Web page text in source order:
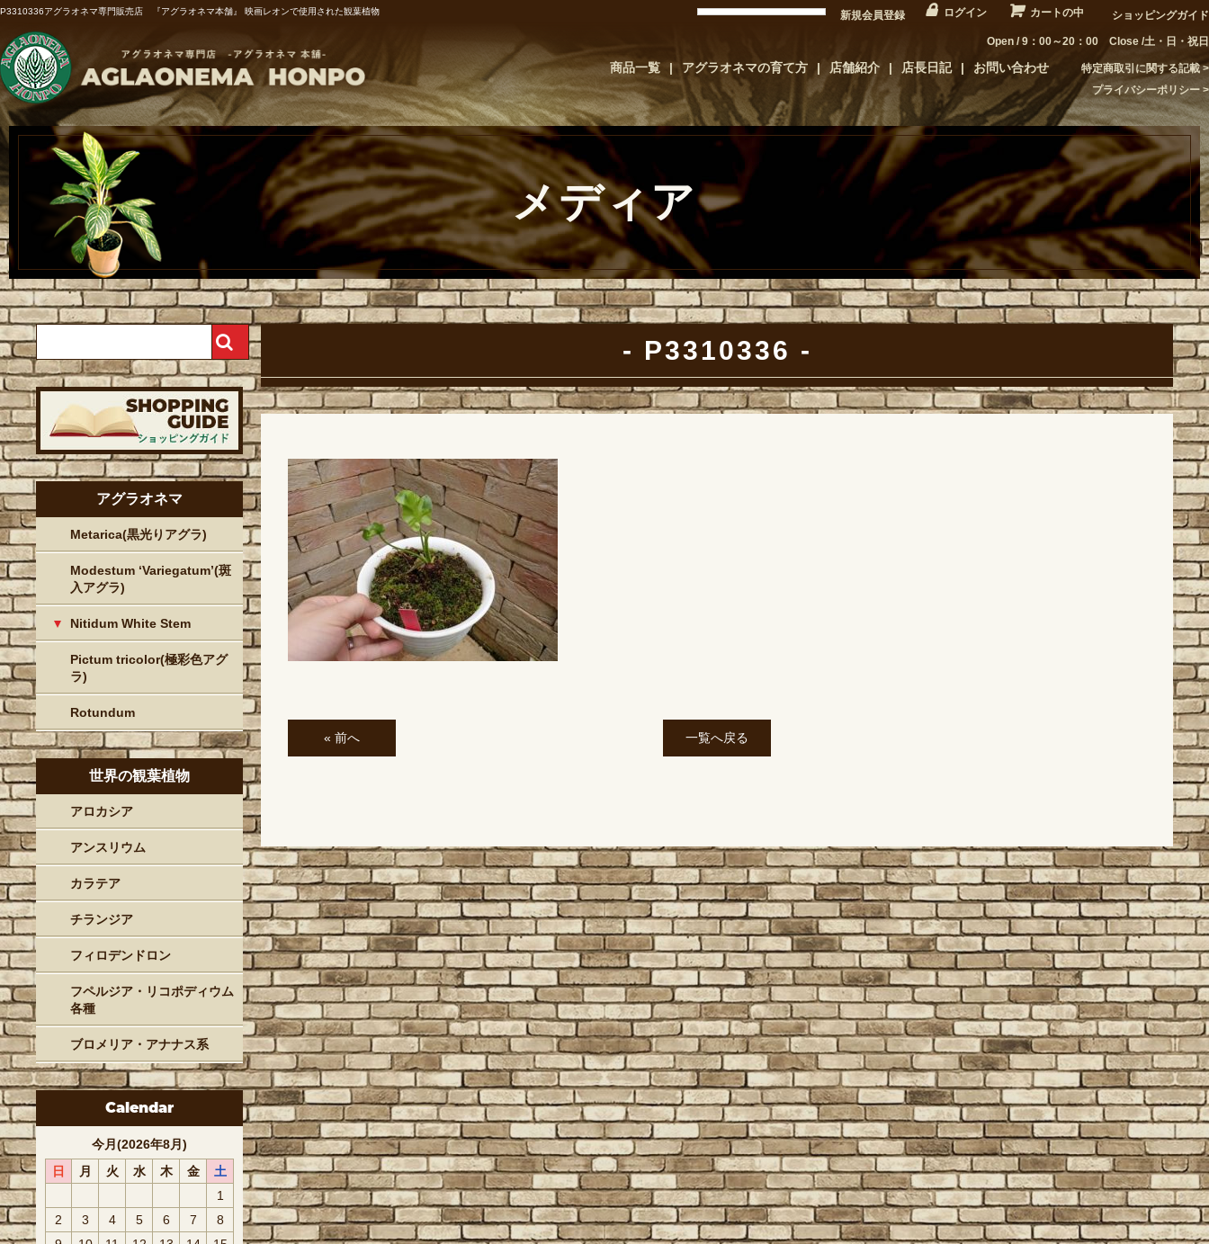
P3310336アグラオネマ専門販売店 『アグラオネマ本舗』 映画レオンで使用された観葉植物 新規会員登録 ログイン カートの中 ショッピングガイド
Open / 9：00～20：00 Close /土・日・祝日
商品一覧 アグラオネマの育て方 店舗紹介 店長日記 お問い合わせ
特定商取引に関する記載
プライバシーポリシー
メディア
P3310336
« 前へ 一覧へ戻る
アグラオネマ
Metarica(黒光りアグラ)
Modestum ‘Variegatum’(斑
入アグラ)
Nitidum White Stem
Pictum tricolor(極彩色アグ
ラ)
Rotundum
世界の観葉植物
アロカシア
アンスリウム
カラテア
チランジア
フィロデンドロン
フペルジア・リコポディウム
各種
ブロメリア・アナナス系
Calendar
今月(2026年8月)
日
月 火 水 木 金
土
1
2
3 4 5 6 7
8